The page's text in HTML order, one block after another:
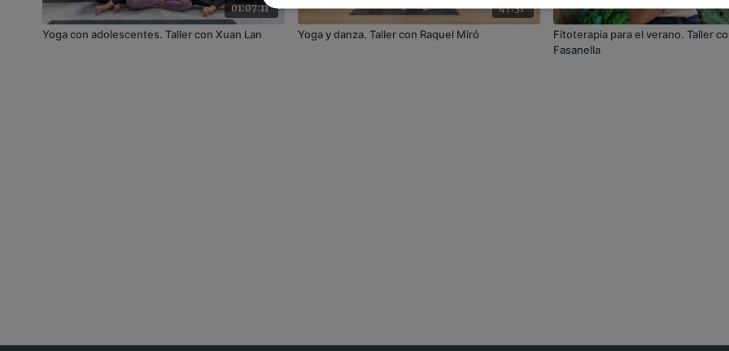
01:07:11
Yoga con adolescentes. Taller con Xuan Lan
47:31
Yoga y danza. Taller con Raquel Miró
Fitoterapia para el verano. Taller
Fasanella